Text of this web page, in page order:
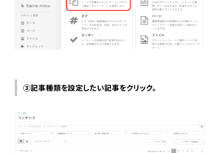
③記事種類を設定したい記事をクリック。